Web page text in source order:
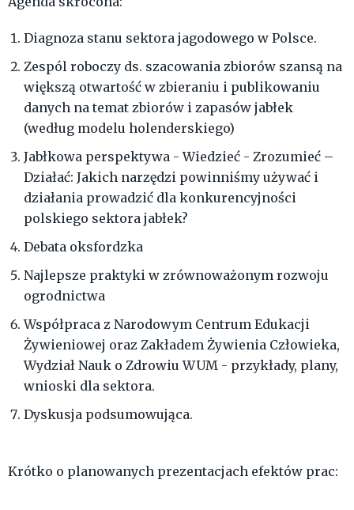
Diagnoza stanu sektora jagodowego w Polsce.
Zespól roboczy ds. szacowania zbiorów szansą na
większą otwartość w zbieraniu i publikowaniu
danych na temat zbiorów i zapasów jabłek
(według modelu holenderskiego)
Jabłkowa perspektywa - Wiedzieć - Zrozumieć –
Działać: Jakich narzędzi powinniśmy używać i
działania prowadzić dla konkurencyjności
polskiego sektora jabłek?
Debata oksfordzka
Najlepsze praktyki w zrównoważonym rozwoju
ogrodnictwa
Współpraca z Narodowym Centrum Edukacji
Żywieniowej oraz Zakładem Żywienia Człowieka,
Wydział Nauk o Zdrowiu WUM - przykłady, plany,
wnioski dla sektora.
Dyskusja podsumowująca.
Krótko o planowanych prezentacjach efektów prac: